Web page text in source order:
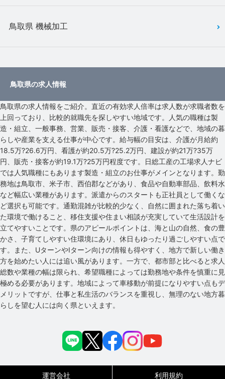
鳥取県 機械加工
鳥取県の求人情報
鳥取県の求人情報をご紹介。直近の有効求人倍率は求人数が求職者数を
上回っており、比較的就職先を探しやすい地域です。人気の職種は製
造・組立、一般事務、営業、販売・接客、介護・看護などで、地域の暮
らしや産業を支える仕事が中心です。給与幅の目安は、介護が月給約
18.5万?26.6万円、看護が約20.5万?25.2万円、建設が約21万?35万
円、販売・接客が約19.1万?25万円程度です。日総工産の工場求人ナビ
では人気職種にもあります製造・組立のお仕事がメインとなります。勤
務地は鳥取市、米子市、西伯郡などがあり、食品や自動車部品、飲料水
など幅広い業種があります。派遣からのスタートも正社員として働くな
ど選択も可能です。通勤混雑が比較的少なく、自然に囲まれた落ち着い
た環境で働けること、移住支援や住まい相談が充実していて生活設計を
立てやすいことです。県のアピールポイントは、海と山の自然、食の豊
かさ、子育てしやすい住環境にあり、休日もゆったり過ごしやすい点で
す。また、UターンやIターン向けの情報も得やすく、地方で新しい働き
方を始めたい人には追い風があります。一方で、都市部と比べると求人
総数や業種の幅は限られ、希望職種によっては勤務地や条件を慎重に見
極める必要があります。地域によって車移動が前提になりやすい点もデ
メリットですが、仕事と私生活のバランスを重視し、無理のない地方暮
らしを望む人には向く県といえます。
運営会社 利用規約